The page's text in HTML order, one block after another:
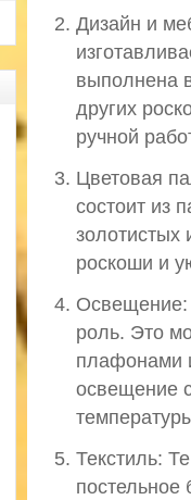
Дизайн и
выполнена
других
ручной
Цветовая
состоит из
золотистых
роскоши и
Освещение:
роль. Это
плафонами
освещение
Текстиль:
постельное